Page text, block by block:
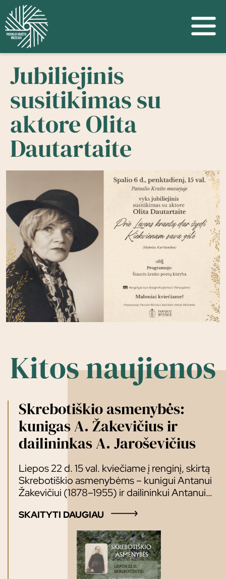
Jubiliejinis
susitikimas su
aktore Olita
Dautartaite
Kitos naujienos
Skrebotiškio asmenybės:
kunigas A. Žakevičius ir
dailininkas A. Jaroševičius
Liepos 22 d. 15 val. kviečiame į renginį, skirtą
Skrebotiškio asmenybėms – kunigui Antanui
Žakevičiui (1878–1955) ir dailininkui Antanui
lektoriai: Maloniai kviečiame!
SKAITYTI DAUGIAU